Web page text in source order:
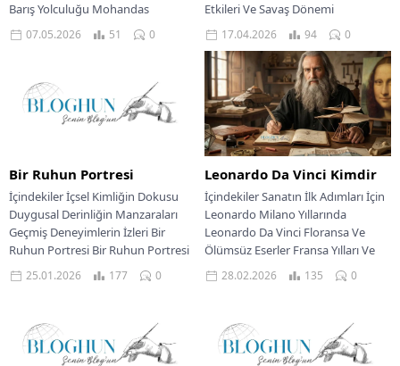
Barış Yolculuğu Mohandas
Karamçand Gandhi, 2 Ekim...
07.05.2026 51 0
Etkileri Ve Savaş Dönemi
Muhteşem Geri Dönüş Ve...
17.04.2026 94 0
Bir Ruhun Portresi
İçindekiler İçsel Kimliğin Dokusu
Duygusal Derinliğin Manzaraları
Geçmiş Deneyimlerin İzleri Bir
Ruhun Portresi Bir Ruhun Portresi
Her insan yaşamı, sayısız...
25.01.2026 177 0
Leonardo Da Vinci Kimdir
İçindekiler Sanatın İlk Adımları İçin
Leonardo Milano Yıllarında
Leonardo Da Vinci Floransa Ve
Ölümsüz Eserler Fransa Yılları Ve
Kraliyet Himayesi...
28.02.2026 135 0